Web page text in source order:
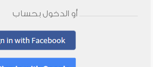
أو الدخول بحساب